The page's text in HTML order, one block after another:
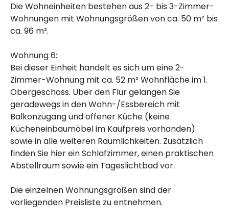
Die Wohneinheiten bestehen aus 2- bis 3-Zimmer-
Wohnungen mit Wohnungsgrößen von ca. 50 m² bis
ca. 96 m².
Wohnung 6:
Bei dieser Einheit handelt es sich um eine 2-
Zimmer-Wohnung mit ca. 52 m² Wohnfläche im 1.
Obergeschoss. Über den Flur gelangen Sie
geradewegs in den Wohn-/Essbereich mit
Balkonzugang und offener Küche (keine
Kücheneinbaumöbel im Kaufpreis vorhanden)
sowie in alle weiteren Räumlichkeiten. Zusätzlich
finden Sie hier ein Schlafzimmer, einen praktischen
Abstellraum sowie ein Tageslichtbad vor.
Die einzelnen Wohnungsgrößen sind der
vorliegenden Preisliste zu entnehmen.